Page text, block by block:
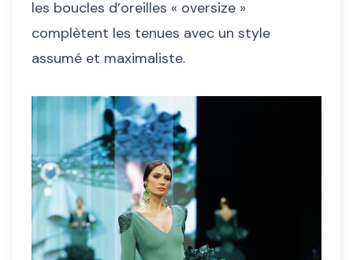
les boucles d’oreilles « oversize »
complètent les tenues avec un style
assumé et maximaliste.